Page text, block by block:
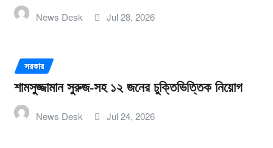
News Desk Jul 28, 2026
সরকার
শামসুজ্জামান সুরুজ-সহ ১২ জনের চুক্তিভিত্তিক নিয়োগ
News Desk Jul 24, 2026